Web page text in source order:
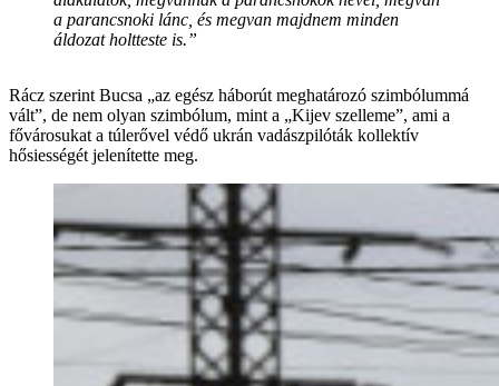
a parancsnoki lánc, és megvan majdnem minden
áldozat holtteste is.”
Rácz szerint Bucsa „az egész háborút meghatározó szimbólummá
vált”, de nem olyan szimbólum, mint a „Kijev szelleme”, ami a
fővárosukat a túlerővel védő ukrán vadászpilóták kollektív
hősiességét jelenítette meg.